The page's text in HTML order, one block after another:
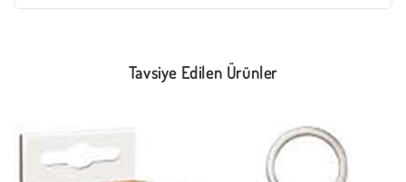
Tavsiye Edilen Ürünler